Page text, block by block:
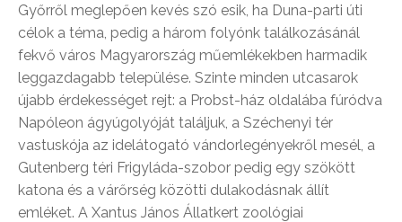
Győrről meglepően kevés szó esik, ha Duna-parti úti
célok a téma, pedig a három folyónk találkozásánál
fekvő város Magyarország műemlékekben harmadik
leggazdagabb települése. Szinte minden utcasarok
újabb érdekességet rejt: a Probst-ház oldalába fúródva
Napóleon ágyúgolyóját találjuk, a Széchenyi tér
vastuskója az idelátogató vándorlegényekről mesél, a
Gutenberg téri Frigyláda-szobor pedig egy szökött
katona és a várőrség közötti dulakodásnak állít
emléket. A Xantus János Állatkert zoológiai